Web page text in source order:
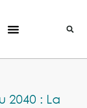
2040 : La